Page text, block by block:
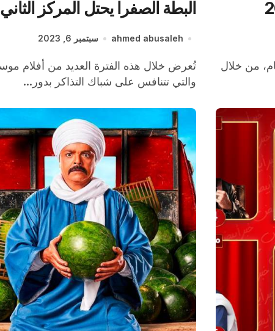
البطة الصفرا يحتل المركز الثاني
بالسينمات السعودية
ahmed abusaleh سبتمبر 6, 2023
تُعرض خلال هذه الفترة العديد من أفلام موسم الصيف،
والتي تتنافس على شباك التذاكر بدور...